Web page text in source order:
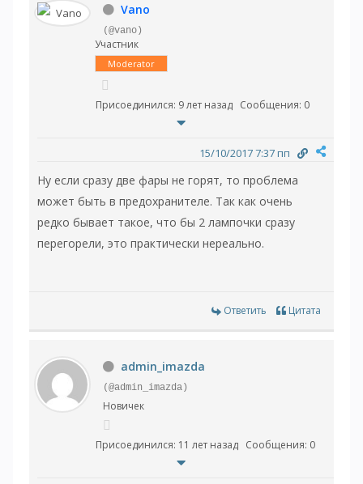
Vano
(@vano)
Участник
Moderator
Присоединился: 9 лет назад Сообщения: 0
15/10/2017 7:37 пп
Ну если сразу две фары не горят, то проблема
может быть в предохранителе. Так как очень
редко бывает такое, что бы 2 лампочки сразу
перегорели, это практически нереально.
Ответить Цитата
admin_imazda
(@admin_imazda)
Новичек
Присоединился: 11 лет назад Сообщения: 0